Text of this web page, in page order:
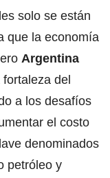
solo se están
que la economía
Argentina
fortaleza del
a los desafíos
el costo
denominados
petróleo y